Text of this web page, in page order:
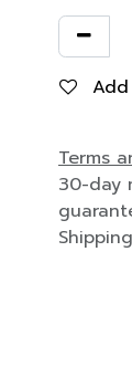
Terms
30-day